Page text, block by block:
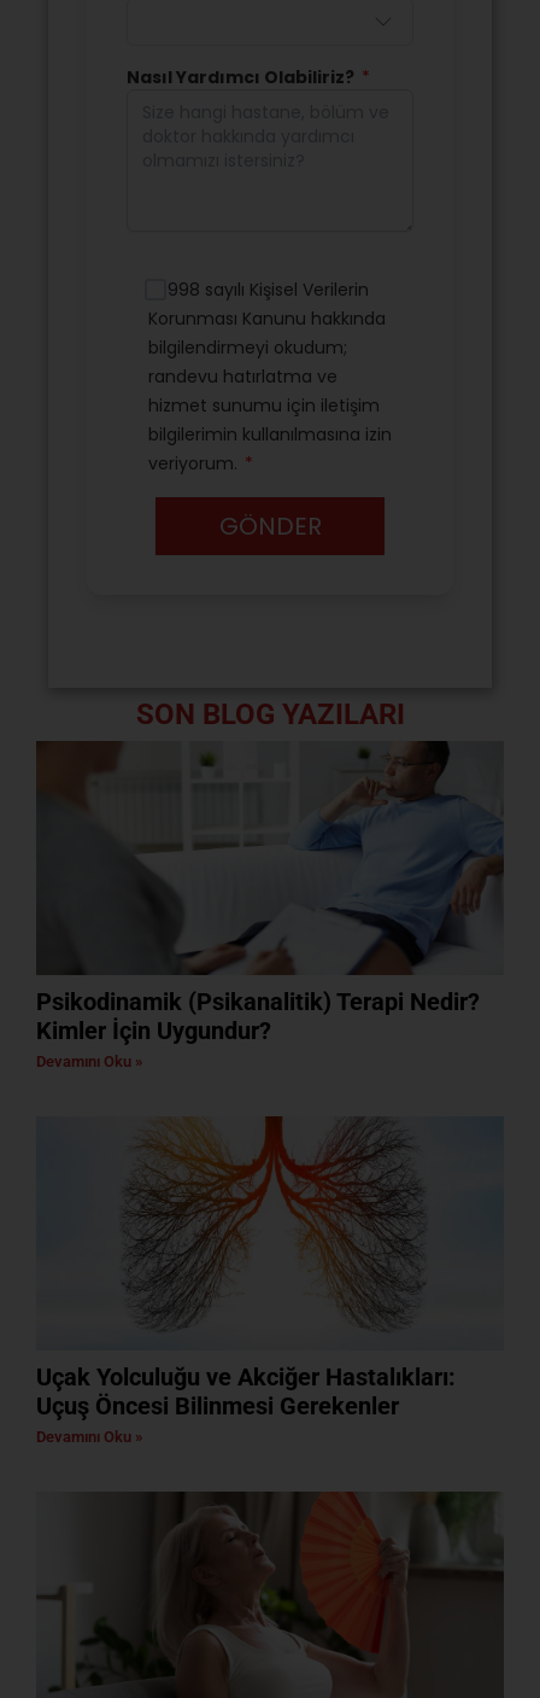
SON BLOG YAZILARI
Psikodinamik (Psikanalitik) Terapi Nedir?
Kimler İçin Uygundur?
Devamını Oku »
Uçak Yolculuğu ve Akciğer Hastalıkları:
Uçuş Öncesi Bilinmesi Gerekenler
Devamını Oku »